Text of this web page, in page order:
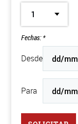
1
Fechas: *
Desde
Para